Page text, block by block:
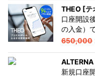
THEO [テ
口座開設
の入金）
650,000
新規口座